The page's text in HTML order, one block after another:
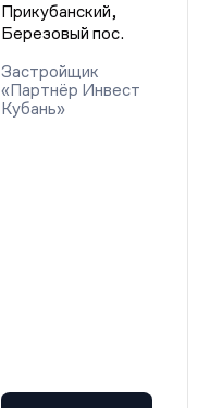
Прикубанский,
Березовый пос.
Застройщик
«Партнёр Инвест
Кубань»